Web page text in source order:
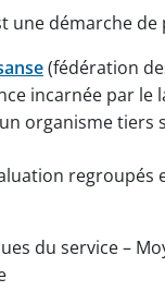
une démarche de
(fédération
incarnée par le
organisme tiers
du service –